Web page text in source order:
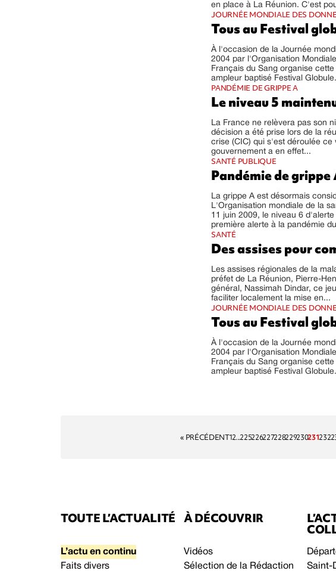
en place à La Réunion. C'est
JOURNÉE MONDIALE DES
Tous au Festival
À l'occasion de la Journée
2004 par l'Organisation
Français du Sang organise
ampleur baptisé Festival
PANDÉMIE DE GRIPPE A
Le niveau 5
La France ne relèvera pas son
décision a été prise lors de la
crise (CIC) qui s'est déroulée ce
gouvernement a en effet...
SANTÉ PUBLIQUE
Pandémie de grippe
La grippe A est désormais
L'Organisation mondiale de la
11 juin 2009, le niveau 6
première alerte à la pandémie
SANTÉ
Des assises pour
Les assises régionales de la
préfet de La Réunion, Pierre-
général, Nassimah Dindar, ce
faciliter localement la mise en...
JOURNÉE MONDIALE DES
Tous au Festival
À l'occasion de la Journée
2004 par l'Organisation
Français du Sang organise
ampleur baptisé Festival
« PRÉCÉDENT12...225226227228229230231232
TOUTE L’ACTUALITÉ
L’actu en continu
Faits divers
À DÉCOUVRIR
Vidéos
Sélection de la Rédaction
Saint-